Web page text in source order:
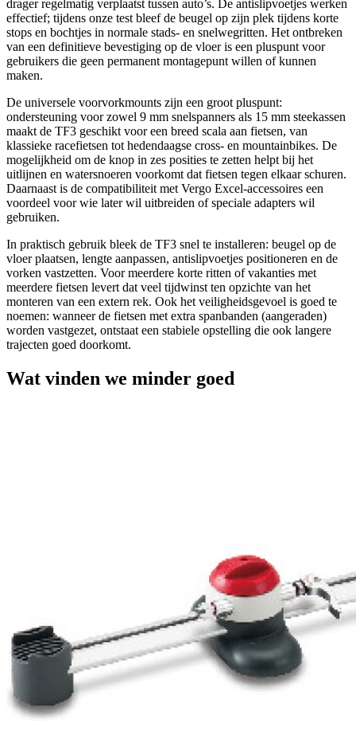
drager regelmatig verplaatst tussen auto’s. De antislipvoetjes werken
effectief; tijdens onze test bleef de beugel op zijn plek tijdens korte
stops en bochtjes in normale stads- en snelwegritten. Het ontbreken
van een definitieve bevestiging op de vloer is een pluspunt voor
gebruikers die geen permanent montagepunt willen of kunnen
maken.
De universele voorvorkmounts zijn een groot pluspunt:
ondersteuning voor zowel 9 mm snelspanners als 15 mm steekassen
maakt de TF3 geschikt voor een breed scala aan fietsen, van
klassieke racefietsen tot hedendaagse cross- en mountainbikes. De
mogelijkheid om de knop in zes posities te zetten helpt bij het
uitlijnen en watersnoeren voorkomt dat fietsen tegen elkaar schuren.
Daarnaast is de compatibiliteit met Vergo Excel-accessoires een
voordeel voor wie later wil uitbreiden of speciale adapters wil
gebruiken.
In praktisch gebruik bleek de TF3 snel te installeren: beugel op de
vloer plaatsen, lengte aanpassen, antislipvoetjes positioneren en de
vorken vastzetten. Voor meerdere korte ritten of vakanties met
meerdere fietsen levert dat veel tijdwinst ten opzichte van het
monteren van een extern rek. Ook het veiligheidsgevoel is goed te
noemen: wanneer de fietsen met extra spanbanden (aangeraden)
worden vastgezet, ontstaat een stabiele opstelling die ook langere
trajecten goed doorkomt.
Wat vinden we minder goed